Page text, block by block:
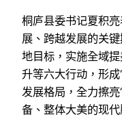
桐庐县委书记夏积
展、跨越发展的关
地目标，实施全域提
升等六大行动，形
发展格局，全力擦
备、整体大美的现